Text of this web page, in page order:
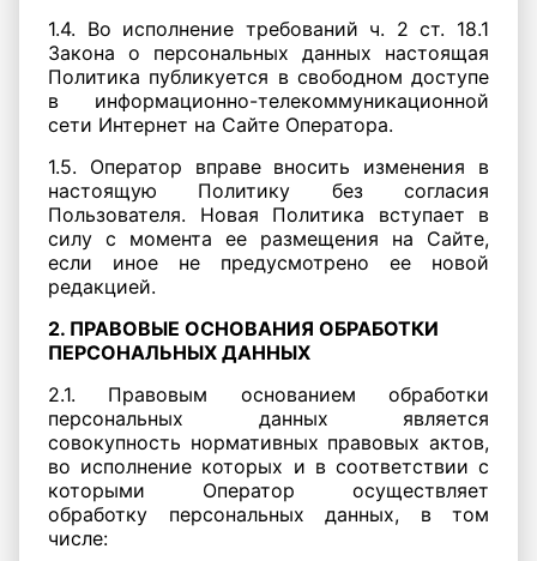
1.4. Во исполнение требований ч. 2 ст. 18.1
Закона о персональных данных настоящая
Политика публикуется в свободном доступе
в информационно-телекоммуникационной
сети Интернет на Сайте Оператора.
1.5. Оператор вправе вносить изменения в
настоящую Политику без согласия
Пользователя. Новая Политика вступает в
силу с момента ее размещения на Сайте,
если иное не предусмотрено ее новой
редакцией.
2. ПРАВОВЫЕ ОСНОВАНИЯ ОБРАБОТКИ
ПЕРСОНАЛЬНЫХ ДАННЫХ
2.1. Правовым основанием обработки
персональных данных является
совокупность нормативных правовых актов,
во исполнение которых и в соответствии с
которыми Оператор осуществляет
обработку персональных данных, в том
числе: